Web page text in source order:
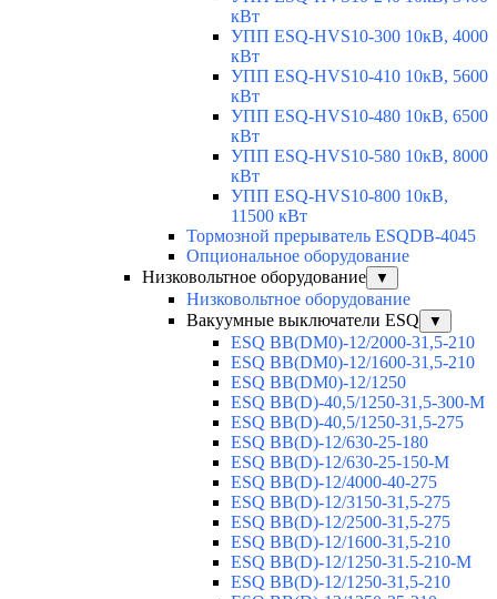
кВт
УПП ESQ-HVS10-300 10кВ, 4000
кВт
УПП ESQ-HVS10-410 10кВ, 5600
кВт
УПП ESQ-HVS10-480 10кВ, 6500
кВт
УПП ESQ-HVS10-580 10кВ, 8000
кВт
УПП ESQ-HVS10-800 10кВ,
11500 кВт
Тормозной прерыватель ESQDB-4045
Опциональное оборудование
Низковольтное оборудование
▼
Низковольтное оборудование
Вакуумные выключатели ESQ
▼
ESQ ВВ(DM0)-12/2000-31,5-210
ESQ ВВ(DM0)-12/1600-31,5-210
ESQ ВВ(DM0)-12/1250
ESQ ВВ(D)-40,5/1250-31,5-300-М
ESQ ВВ(D)-40,5/1250-31,5-275
ESQ ВВ(D)-12/630-25-180
ESQ ВВ(D)-12/630-25-150-М
ESQ ВВ(D)-12/4000-40-275
ESQ ВВ(D)-12/3150-31,5-275
ESQ ВВ(D)-12/2500-31,5-275
ESQ ВВ(D)-12/1600-31,5-210
ESQ ВВ(D)-12/1250-31.5-210-М
ESQ ВВ(D)-12/1250-31,5-210